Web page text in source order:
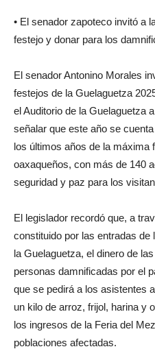
• El senador zapoteco invitó a
festejo y donar para los
El senador Antonino Morales
festejos de la Guelaguetza
el Auditorio de la Guelaguetza
señalar que este año se
los últimos años de la máxima
oaxaqueños, con más de 140
seguridad y paz para los
El legislador recordó que, a
constituido por las entradas de
la Guelaguetza, el dinero de
personas damnificadas por el
que se pedirá a los asistentes
un kilo de arroz, frijol, harina y
los ingresos de la Feria del
poblaciones afectadas.